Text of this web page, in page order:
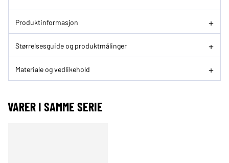
Produktinformasjon
Størrelsesguide og produktmålinger
Materiale og vedlikehold
VARER I SAMME SERIE